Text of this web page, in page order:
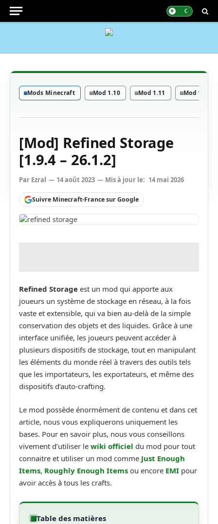
Mods Minecraft Mod 1.10 Mod 1.11 Mod 1.12
[Mod] Refined Storage
[1.9.4 – 26.1.2]
Par Ezral 14 août 2023 Mis à jour le: 14 mai 2026
Suivre Minecraft-France sur Google
Refined Storage est un mod qui apporte aux
joueurs un système de stockage en réseau, à la fois
vaste et extensible, qui va bien au-delà de la simple
conservation des objets et des liquides. Grâce à une
interface unifiée, les joueurs peuvent accéder à
plusieurs dispositifs de stockage, tout en manipulant
les éléments du monde réel à travers des outils tels
que les importateurs, les exportateurs, et même des
dispositifs d’auto-crafting.
Le mod possède énormément de contenu et dans cet
article, nous vous expliquerons uniquement les
bases. Pour en savoir plus, nous vous conseillons
vivement d’utiliser le wiki officiel du mod pour tout
connaitre et utiliser un mod comme Just Enough
Items, Roughly Enough Items ou encore EMI pour
avoir accès à tous les crafts.
Table des matières